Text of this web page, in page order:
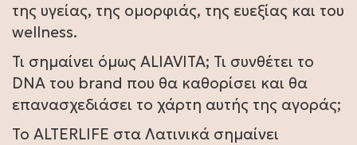
της υγείας, της ομορφιάς, της ευεξίας και του
wellness.
Τι σημαίνει όμως ALIAVITA; Τι συνθέτει το
DNA του brand που θα καθορίσει και θα
επανασχεδιάσει το χάρτη αυτής της αγοράς;
Το ALTERLIFE στα Λατινικά σημαίνει